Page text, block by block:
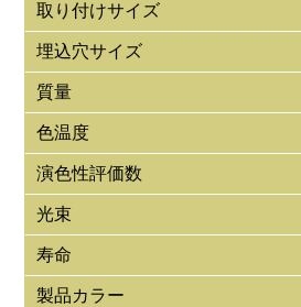
取り付けサイズ
埋込穴サイズ
質量
色温度
演色性評価数
光束
寿命
製品カラー